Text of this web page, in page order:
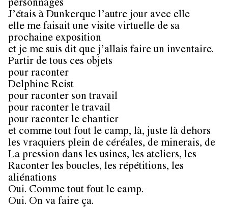
personnages
J’étais à Dunkerque l’autre jour avec elle
elle me faisait une visite virtuelle de sa
prochaine exposition
et je me suis dit que j’allais faire un inventaire.
Partir de tous ces objets
pour raconter
Delphine Reist
pour raconter son travail
pour raconter le travail
pour raconter le chantier
et comme tout fout le camp, là, juste là dehors
les vraquiers plein de céréales, de minerais, de
La pression dans les usines, les ateliers, les
Raconter les boucles, les répétitions, les
aliénations
Oui. Comme tout fout le camp.
Oui. On va faire ça.